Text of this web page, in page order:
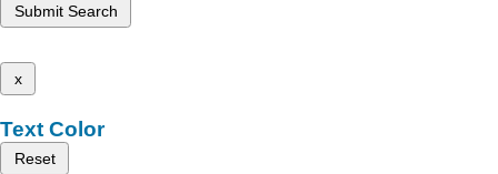
Submit Search
x
Text Color
Reset